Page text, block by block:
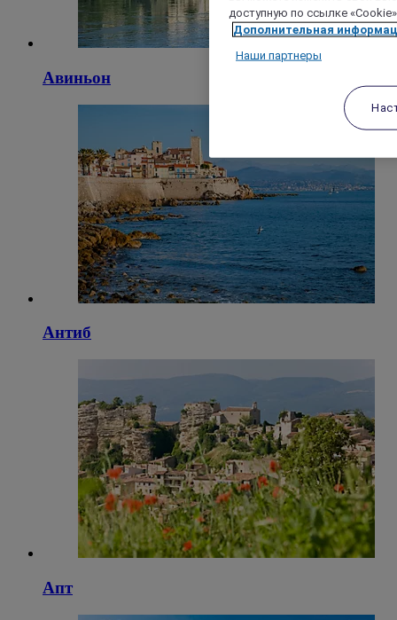
Авиньон
Антиб
Апт
доступную по ссылке
Дополнительная
Наши партнеры